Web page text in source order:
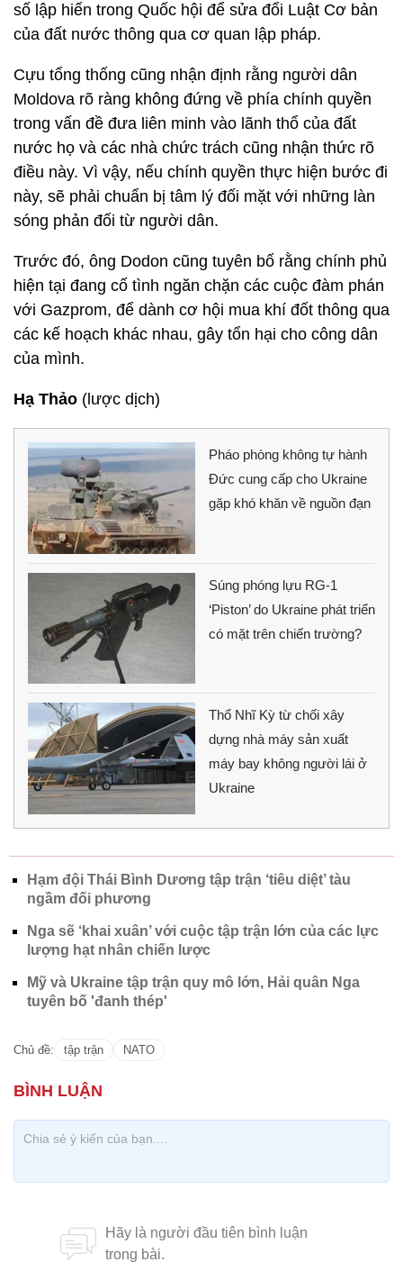
số lập hiến trong Quốc hội để sửa đổi Luật Cơ bản
của đất nước thông qua cơ quan lập pháp.
Cựu tổng thống cũng nhận định rằng người dân
Moldova rõ ràng không đứng về phía chính quyền
trong vấn đề đưa liên minh vào lãnh thổ của đất
nước họ và các nhà chức trách cũng nhận thức rõ
điều này. Vì vậy, nếu chính quyền thực hiện bước đi
này, sẽ phải chuẩn bị tâm lý đối mặt với những làn
sóng phản đối từ người dân.
Trước đó, ông Dodon cũng tuyên bố rằng chính phủ
hiện tại đang cố tình ngăn chặn các cuộc đàm phán
với Gazprom, để dành cơ hội mua khí đốt thông qua
các kế hoạch khác nhau, gây tổn hại cho công dân
của mình.
Hạ Thảo (lược dịch)
Pháo phòng không tự hành
Đức cung cấp cho Ukraine
gặp khó khăn về nguồn đạn
Súng phóng lựu RG-1
‘Piston’ do Ukraine phát triển
có mặt trên chiến trường?
Thổ Nhĩ Kỳ từ chối xây
dựng nhà máy sản xuất
máy bay không người lái ở
Ukraine
Hạm đội Thái Bình Dương tập trận ‘tiêu diệt’ tàu
ngầm đối phương
Nga sẽ ‘khai xuân’ với cuộc tập trận lớn của các lực
lượng hạt nhân chiến lược
Mỹ và Ukraine tập trận quy mô lớn, Hải quân Nga
tuyên bố 'đanh thép'
Chủ đề: tập trận NATO